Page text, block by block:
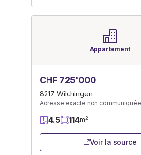
Appartement
CHF 725'000
8217 Wilchingen
Adresse exacte non communiquée
4.5 114m2
Voir la source